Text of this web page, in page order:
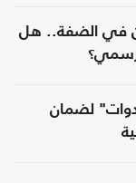
في الضفة.. هل
رسمي؟
لضمان